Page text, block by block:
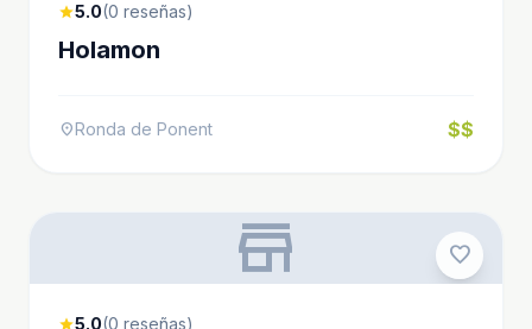
star5.0(0 reseñas)
Holamon
location_onRonda de Ponent $$
favorite
store
star5.0(0 reseñas)